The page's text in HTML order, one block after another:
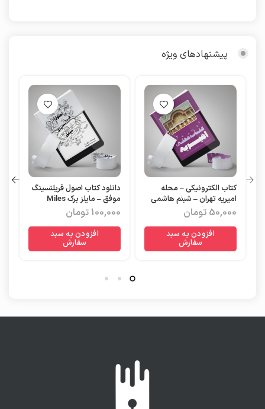
پیشنهادهای ویژه
کتاب الکترونیکی – محله
امیریه تهران – شبنم هاشمی
50,000 تومان
افزودن به سبد
سفارش
دانلود کتاب اصول فریلنسینگ
موفق – مایلز برک Miles
Burke
100,000تومان
افزودن به سبد
سفارش